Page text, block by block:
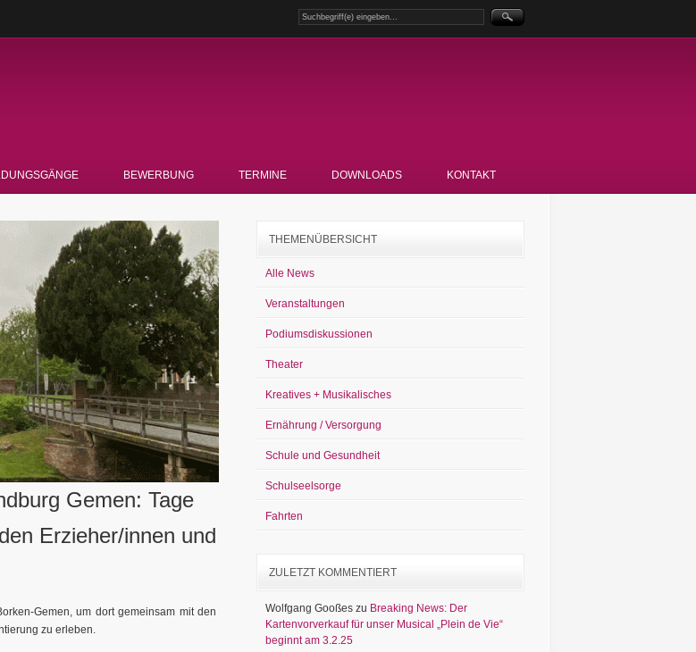
BEWERBUNG TERMINE DOWNLOADS KONTAKT
Gemen: Tage
Erzieher/innen und
Gemen, um dort gemeinsam mit den
zu erleben.
THEMENÜBERSICHT
Alle News
Veranstaltungen
Podiumsdiskussionen
Theater
Kreatives + Musikalisches
Ernährung / Versorgung
Schule und Gesundheit
Schulseelsorge
Fahrten
ZULETZT KOMMENTIERT
Wolfgang Gooßes zu Breaking News: Der
Kartenvorverkauf für unser Musical „Plein de Vie“
beginnt am 3.2.25